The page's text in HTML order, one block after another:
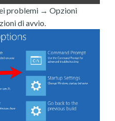
problemi → Opzioni
di avvio.